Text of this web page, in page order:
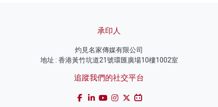
承印人
灼見名家傳媒有限公司
地址 : 香港黃竹坑道21號環匯廣場10樓1002室
追蹤我們的社交平台